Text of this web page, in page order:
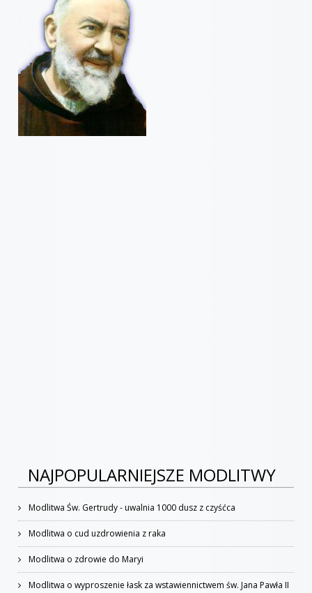
NAJPOPULARNIEJSZE MODLITWY
Modlitwa Św. Gertrudy - uwalnia 1000 dusz z czyśćca
Modlitwa o cud uzdrowienia z raka
Modlitwa o zdrowie do Maryi
Modlitwa o wyproszenie łask za wstawiennictwem św. Jana Pawła II